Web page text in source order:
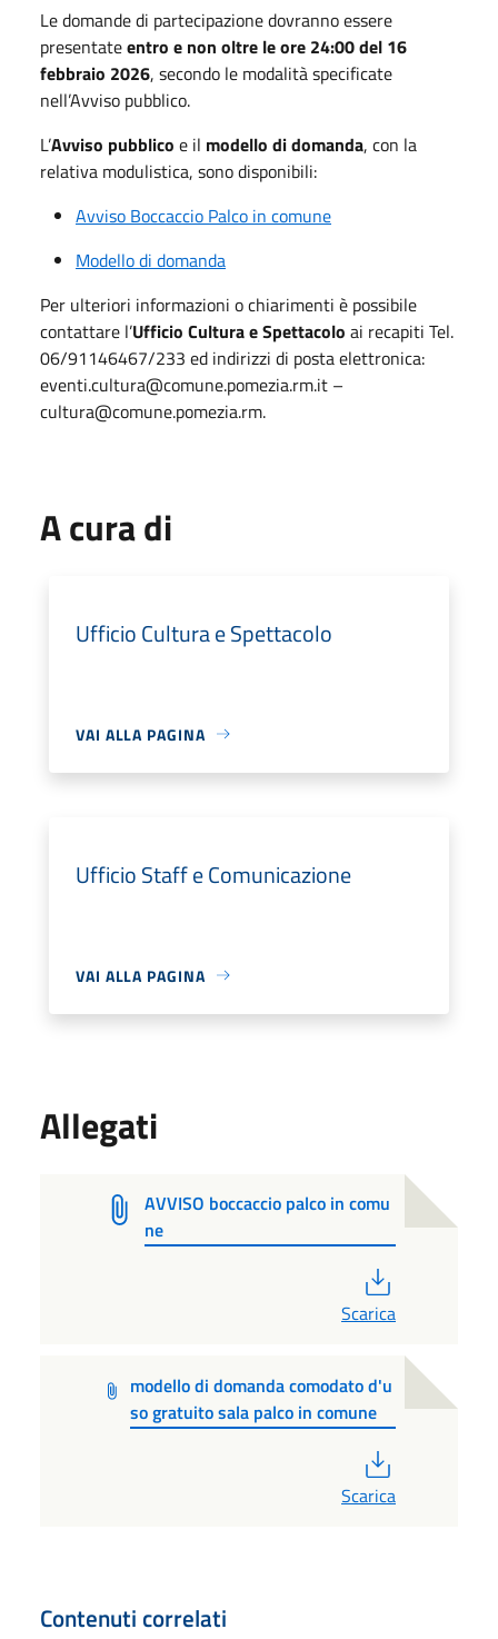
Le domande di partecipazione dovranno essere
presentateentro e non oltre le ore 24:00 del 16
febbraio 2026, secondo le modalità specificate
nell’Avviso pubblico.
L’Avviso pubblico e il modello di domanda, con la
relativa modulistica, sono disponibili:
Avviso Boccaccio Palco in comune
Modello di domanda
Per ulteriori informazioni o chiarimenti è possibile
contattare l’Ufficio Cultura e Spettacolo ai recapiti Tel.
06/91146467/233 ed indirizzi di posta elettronica:
eventi.cultura@comune.pomezia.rm.it –
cultura@comune.pomezia.rm.
A cura di
Ufficio Cultura e Spettacolo
VAI ALLA PAGINA
Ufficio Staff e Comunicazione
VAI ALLA PAGINA
Allegati
AVVISO boccaccio palco in comu
ne
Scarica
modello di domanda comodato d'u
so gratuito sala palco in comune
Scarica
Contenuti correlati